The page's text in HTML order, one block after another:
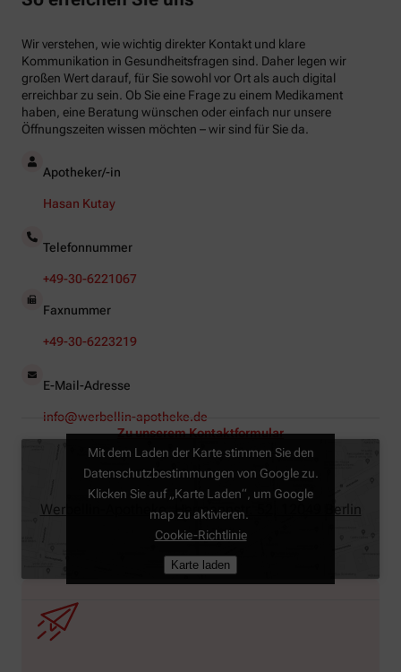
Wir verstehen, wie wichtig direkter Kontakt und klare
Kommunikation in Gesundheitsfragen sind. Daher legen wir
großen Wert darauf, für Sie sowohl vor Ort als auch digital
erreichbar zu sein. Ob Sie eine Frage zu einem Medikament
haben, eine Beratung wünschen oder einfach nur unsere
Öffnungszeiten wissen möchten – wir sind für Sie da.
Apotheker/-in
Hasan Kutay
Telefonnummer
+49-30-6221067
Faxnummer
+49-30-6223219
E-Mail-Adresse
info@werbellin-apotheke.de
Zu unserem Kontaktformular
Werbellin-Apotheke, Hermannstr. 52, 12049 Berlin
Mit dem Laden der Karte stimmen Sie den
Datenschutzbestimmungen von Google zu.
Klicken Sie auf „Karte Laden“, um Google
map zu aktivieren.
Cookie-Richtlinie
Karte laden